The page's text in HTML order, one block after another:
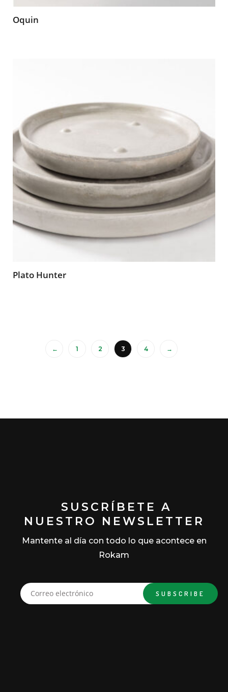
Oquin
Plato Hunter
← 1 2 3 4 →
SUSCRÍBETE A
NUESTRO NEWSLETTER
Mantente al día con todo lo que acontece en
Rokam